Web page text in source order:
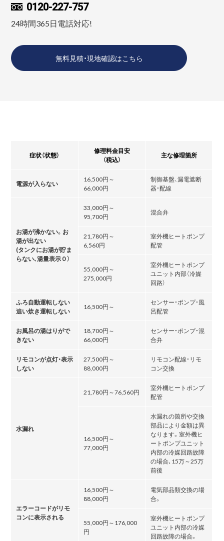
0120-227-757
24時間365日電話対応!
無料見積・現地確認はこちら
症状（状態）
修理料金目安
（税込）
主な修理箇所
電源が入らない
16,500円～
66,000円
制御基盤、漏電遮断
器・配線
お湯が沸かない。お
湯が出ない
(タンクにお湯が貯ま
らない､湯量表示０）
33,000円～
95,700円
混合弁
21,780円～
6,560円
室外機ヒートポンプ
配管
55,000円～
275,000円
室外機ヒートポンプ
ユニット内部（冷媒
回路）
ふろ自動運転しない
追い炊き運転しない
16,500円～
センサー・ポンプ・風
呂配管
お風呂の湯はりがで
きない
18,700円～
66,000円
センサー・ポンプ・混
合弁
リモコンが点灯・表示
しない
27,500円～
88,000円
リモコン配線・リモ
コン交換
水漏れ
21,780円～76,560円
室外機ヒートポンプ
配管
16,500円～
77,000円
水漏れの箇所や交換
部品により金額は異
なります。室外機ヒ
ートポンプユニット
内部の冷媒回路故障
の場合､15万～25万
前後
エラーコードがリモ
コンに表示される
16,500円～
88,000円
電気部品類交換の場
合。
55,000円～176,000
円
室外機ヒートポンプ
ユニット内部の冷媒
回路故障の場合。